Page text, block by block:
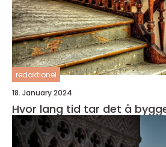
redaktionel
18. January 2024
Hvor lang tid tar det å